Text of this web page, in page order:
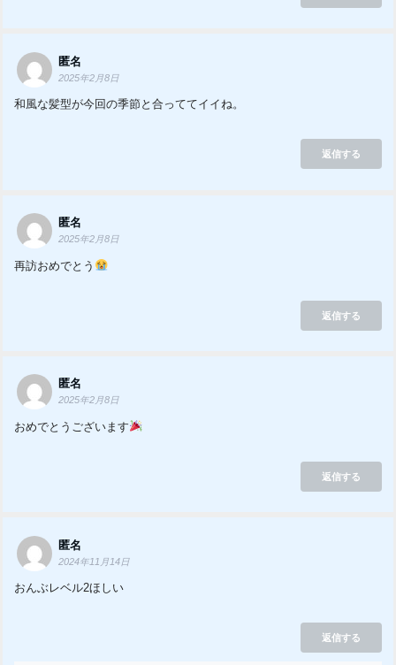
匿名
2025年2月8日
和風な髪型が今回の季節と合っててイイね。
返信する
匿名
2025年2月8日
再訪おめでとう
返信する
匿名
2025年2月8日
おめでとうございます
返信する
匿名
2024年11月14日
おんぶレベル2ほしい
返信する